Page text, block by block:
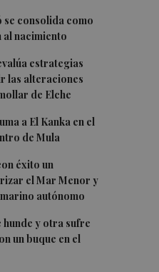
se consolida como
nacimiento
estrategias
las alteraciones
de Elche
a El Kanka en el
de Mula
éxito un
el Mar Menor y
autónomo
hunde y otra sufre
un buque en el